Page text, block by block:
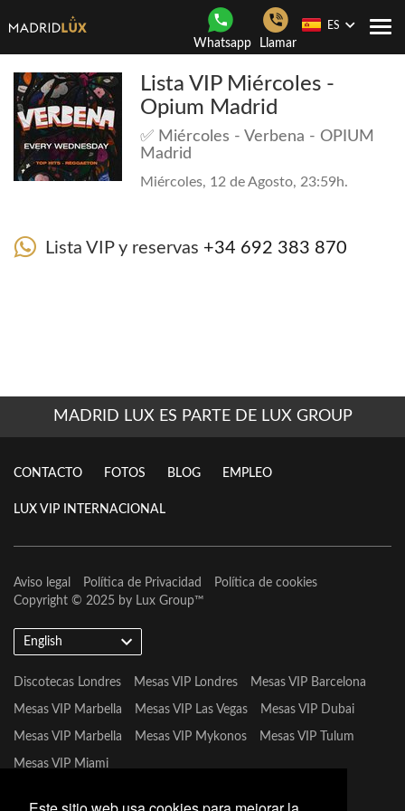
Whatsapp Llamar
ES
Lista VIP Miércoles -
Opium Madrid
✅ Miércoles - Verbena - OPIUM
Madrid
Miércoles, 12 de Agosto, 23:59h.
Lista VIP y reservas +34 692 383 870
MADRID LUX ES PARTE DE LUX GROUP
CONTACTO FOTOS BLOG EMPLEO
LUX VIP INTERNACIONAL
Aviso legal Política de Privacidad
Política de cookies
Copyright © 2025 by Lux Group™
English
Discotecas Londres Mesas VIP Londres Mesas VIP Barcelona
Mesas VIP Marbella Mesas VIP Las Vegas Mesas VIP Dubai
Mesas VIP Marbella Mesas VIP Mykonos Mesas VIP Tulum
Mesas VIP Miami